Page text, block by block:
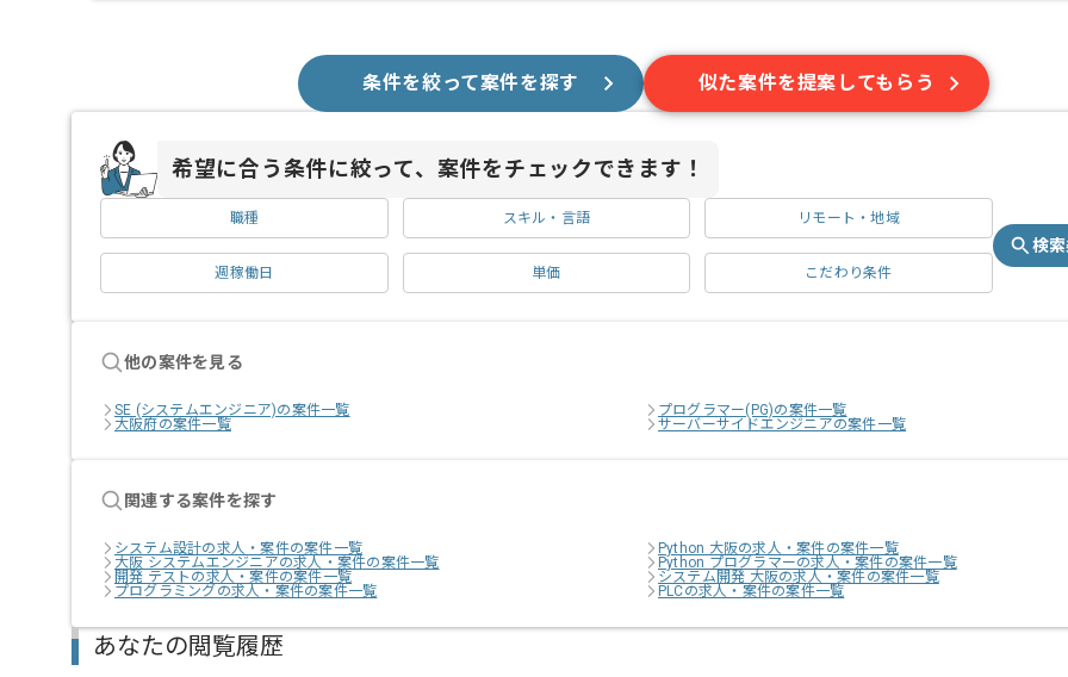
条件を絞って案件を探す 似た案件を提案してもらう
希望に合う条件に絞って、案件をチェックできます！
職種 スキル・言語 リモート・地域
週稼働日 単価 こだわり条件
検
他の案件を見る
SE (システムエンジニア)の案件一覧
プログラマー(PG)の案件一覧
大阪府の案件一覧
サーバーサイドエンジニアの案件一覧
関連する案件を探す
システム設計の求人・案件の案件一覧
Python 大阪の求人・案件の案件一覧
大阪 システムエンジニアの求人・案件の案件一覧
Python プログラマーの求人・案件の案件一覧
開発 テストの求人・案件の案件一覧
システム開発 大阪の求人・案件の案件一覧
プログラミングの求人・案件の案件一覧
PLCの求人・案件の案件一覧
あなたの閲覧履歴